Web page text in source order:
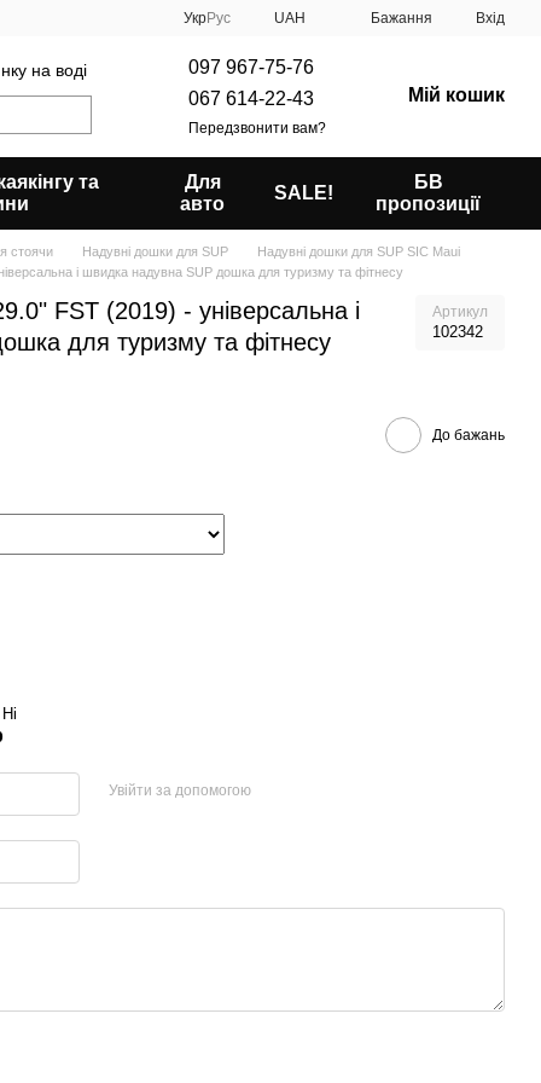
УкрРус UAH Бажання Вхід
на воді
097 967-75-76
067 614-22-43
Передзвонити вам?
Мій кошик
та
Для
авто
SALE!
БВ
пропозиції
стоячи Надувні дошки для SUP
Надувні дошки для SUP SIC Maui
і швидка надувна SUP дошка для туризму та фітнесу
FST (2019) - універсальна і
для туризму та фітнесу
Артикул
102342
До бажань
Ні
Увійти за допомогою